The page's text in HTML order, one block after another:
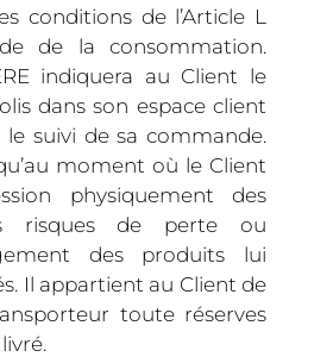
conditions de l’Article L
de la consommation.
indiquera au Client le
dans son espace client
le suivi de sa commande.
moment où le Client
physiquement des
risques de perte ou
des produits lui
Il appartient au Client de
toute réserves